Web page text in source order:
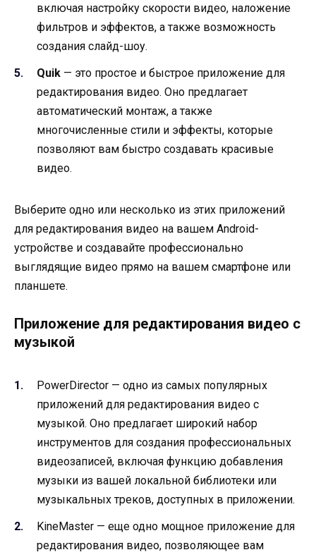
включая настройку скорости видео, наложение
фильтров и эффектов, а также возможность
создания слайд-шоу.
Quik — это простое и быстрое приложение для
редактирования видео. Оно предлагает
автоматический монтаж, а также
многочисленные стили и эффекты, которые
позволяют вам быстро создавать красивые
видео.
Выберите одно или несколько из этих приложений
для редактирования видео на вашем Android-
устройстве и создавайте профессионально
выглядящие видео прямо на вашем смартфоне или
планшете.
Приложение для редактирования видео с
музыкой
PowerDirector — одно из самых популярных
приложений для редактирования видео с
музыкой. Оно предлагает широкий набор
инструментов для создания профессиональных
видеозаписей, включая функцию добавления
музыки из вашей локальной библиотеки или
музыкальных треков, доступных в приложении.
KineMaster — еще одно мощное приложение для
редактирования видео, позволяющее вам